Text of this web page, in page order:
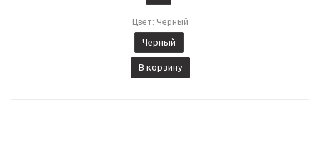
Цвет: Черный
Черный
В корзину